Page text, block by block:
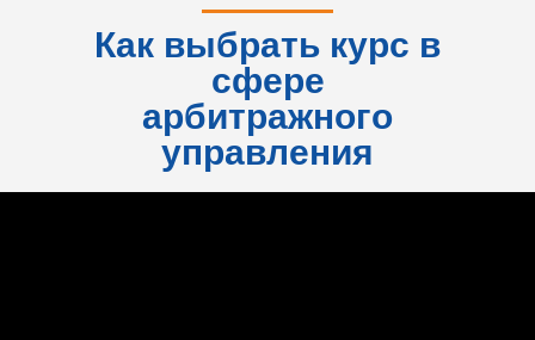
Как выбрать курс в
сфере
арбитражного
управления